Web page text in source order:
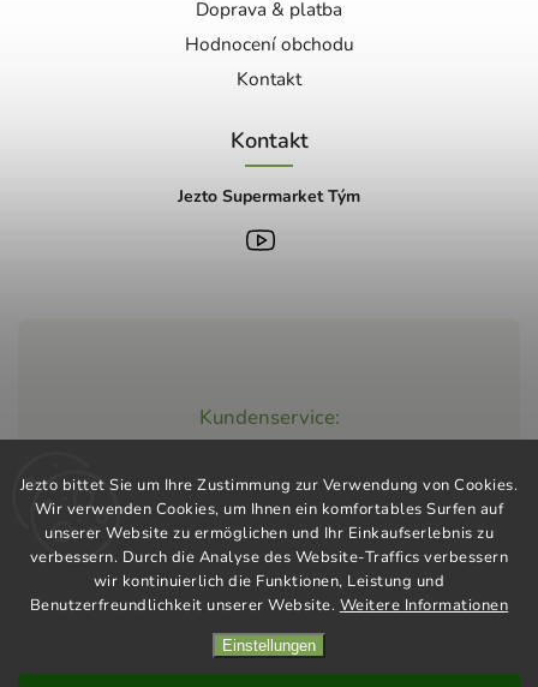
Jezto bittet Sie um Ihre Zustimmung zur Verwendung von Cookies.
Wir verwenden Cookies, um Ihnen ein komfortables Surfen auf
unserer Website zu ermöglichen und Ihr Einkaufserlebnis zu
verbessern. Durch die Analyse des Website-Traffics verbessern
wir kontinuierlich die Funktionen, Leistung und
Benutzerfreundlichkeit unserer Website. Weitere Informationen
Einstellungen
Kundenservice:
info@jeztomarket.cz
Doprava & platba
Hodnocení obchodu
Kontakt
Kontakt
Jezto Supermarket Tým